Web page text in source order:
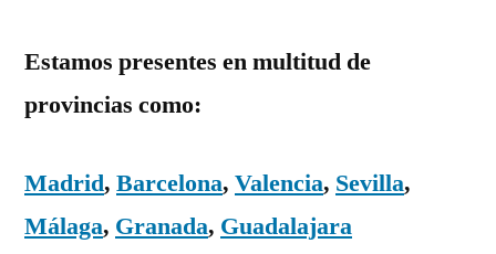
Estamos presentes en multitud de
provincias como:
Madrid, Barcelona, Valencia, Sevilla,
Málaga, Granada, Guadalajara